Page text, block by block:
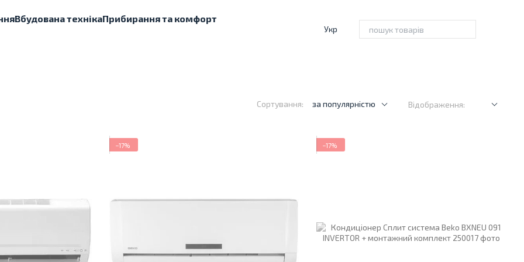
Вбудована технікаПрибирання та комфорт
Укр
Сортування: за популярністю Відображення:
−17% −17%